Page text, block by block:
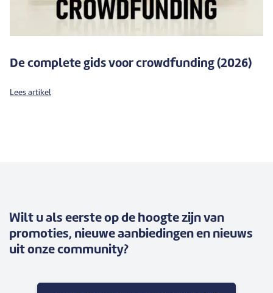
De complete gids voor crowdfunding (2026)
Lees artikel
Wilt u als eerste op de hoogte zijn van
promoties, nieuwe aanbiedingen en nieuws
uit onze community?